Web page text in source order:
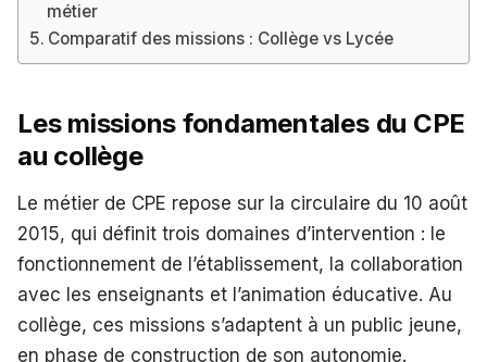
métier
Comparatif des missions : Collège vs Lycée
Les missions fondamentales du CPE
au collège
Le métier de CPE repose sur la circulaire du 10 août
2015, qui définit trois domaines d’intervention : le
fonctionnement de l’établissement, la collaboration
avec les enseignants et l’animation éducative. Au
collège, ces missions s’adaptent à un public jeune,
en phase de construction de son autonomie.